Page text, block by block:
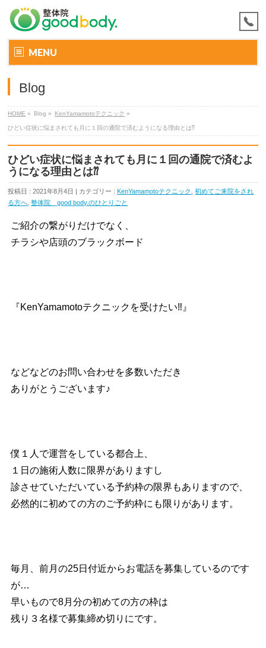
MENU
Blog
HOME » Blog » KenYamamotoテクニック »
ひどい症状に悩まされても月に１回の通院で済むようになる理由とは⁇
ひどい症状に悩まされても月に１回の通院で済むよ
うになる理由とは⁇
投稿日 : 2021年8月4日 | カテゴリー :KenYamamotoテクニック ,初めてご来院をされ
る方へ ,整体院 good body.のひとりごと
ご紹介の繋がりだけでなく、
チラシや店頭のブラックボード
『KenYamamotoテクニックを受けたい‼︎』
などなどのお問い合わせを多数いただき
ありがとうございます♪
僕１人で運営をしている都合上、
１日の施術人数に限界がありますし
診させていただいている予約枠の限界もありますので、
必然的に初めての方のご予約枠にも限りがあります。
毎月、前月の25日付近からお電話を募集しているのです
が…
早いもので8月分の初めての方の枠は
残り３名様で募集締め切りにです。